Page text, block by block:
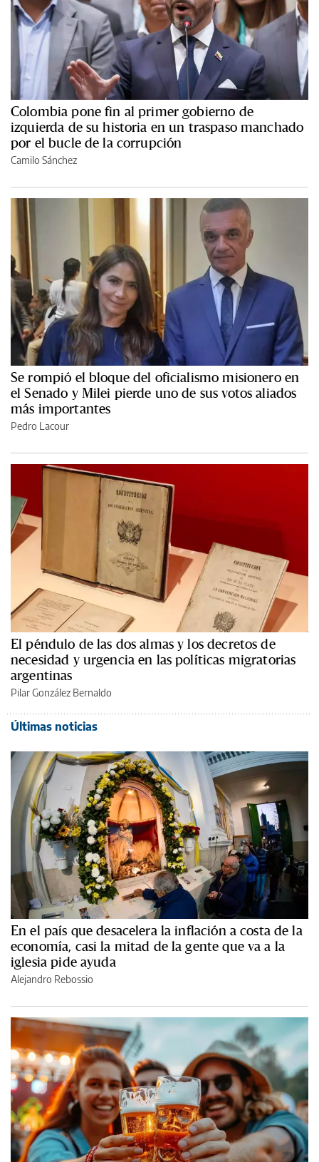
Colombia pone fin al primer gobierno de
izquierda de su historia en un traspaso manchado
por el bucle de la corrupción
Camilo Sánchez
Se rompió el bloque del oficialismo misionero en
el Senado y Milei pierde uno de sus votos aliados
más importantes
Pedro Lacour
El péndulo de las dos almas y los decretos de
necesidad y urgencia en las políticas migratorias
argentinas
Pilar González Bernaldo
Últimas noticias
En el país que desacelera la inflación a costa de la
economía, casi la mitad de la gente que va a la
iglesia pide ayuda
Alejandro Rebossio